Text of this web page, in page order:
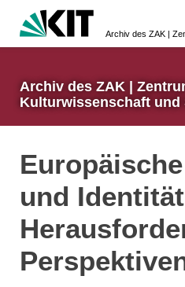
Archiv des ZAK |
Kulturwissenschaft und
und